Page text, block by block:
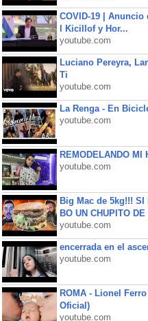
COVID-19 | Anuncio
l Kicillof y Hor...
youtube.com
Luciano Pereyra,
Ti
youtube.com
La Renga - En
youtube.com
REMODELANDO MI
youtube.com
Big Mac de 5kg!!! SI
BO UN CHUPITO
youtube.com
encerrada en el
youtube.com
ROMA - Lionel
Oficial)
youtube.com